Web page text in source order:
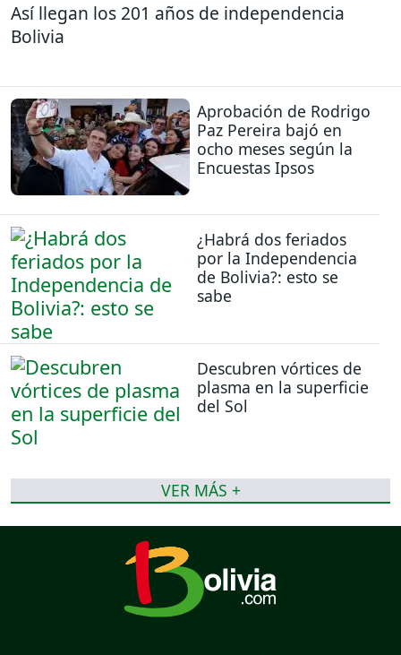
Así llegan los 201 años de independencia
Bolivia
Aprobación de Rodrigo
Paz Pereira bajó en
ocho meses según la
Encuestas Ipsos
¿Habrá dos feriados
por la Independencia
de Bolivia?: esto se
sabe
Descubren vórtices de
plasma en la superficie
del Sol
VER MÁS +